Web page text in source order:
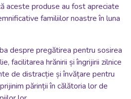
aceste produse au fost apreciate
familiilor noastre în luna
despre pregătirea pentru sosirea
facilitarea hrănirii și îngrijirii zilnice
de distracție și învățare pentru
părinții în călătoria lor de